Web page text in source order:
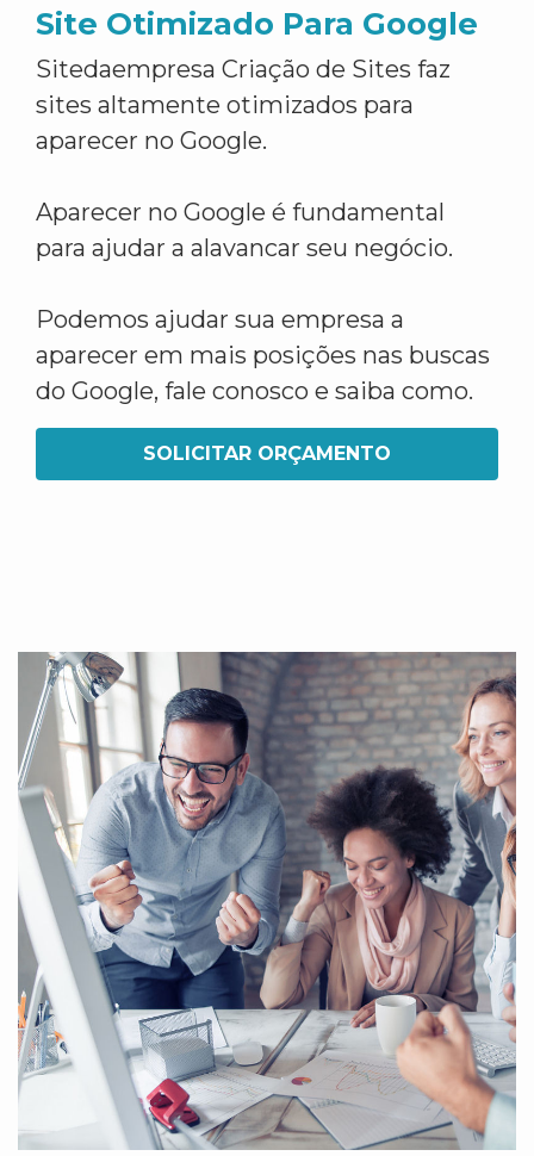
Site Otimizado Para Google
Sitedaempresa Criação de Sites faz
sites altamente otimizados para
aparecer no Google.
Aparecer no Google é fundamental
para ajudar a alavancar seu negócio.
Podemos ajudar sua empresa a
aparecer em mais posições nas buscas
do Google, fale conosco e saiba como.
SOLICITAR ORÇAMENTO